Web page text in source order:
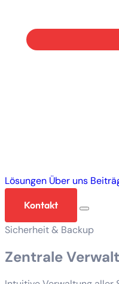
Lösungen Über uns
Kontakt
Sicherheit & Backup
Zentrale